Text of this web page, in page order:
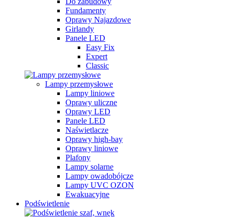
Fundamenty
Oprawy Najazdowe
Girlandy
Panele LED
Easy Fix
Expert
Classic
Lampy przemysłowe
Lampy liniowe
Oprawy uliczne
Oprawy LED
Panele LED
Naświetlacze
Oprawy high-bay
Oprawy liniowe
Plafony
Lampy solarne
Lampy owadobójcze
Lampy UVC OZON
Ewakuacyjne
Podświetlenie